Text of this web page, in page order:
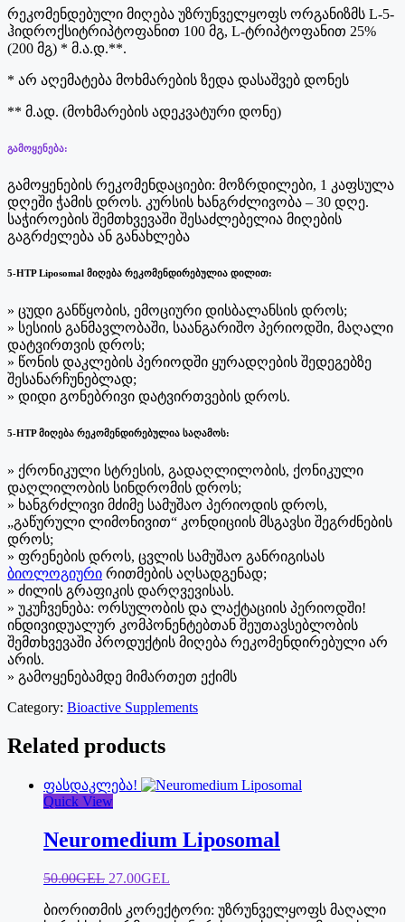
რეკომენდებული მიღება უზრუნველყოფს ორგანიზმს L-5-
ჰიდროქსიტრიპტოფანით 100 მგ, L-ტრიპტოფანით 25%
(200 მგ) * მ.ა.დ.**.
* არ აღემატება მოხმარების ზედა დასაშვებ დონეს
** მ.ად. (მოხმარების ადეკვატური დონე)
გამოყენება:
გამოყენების რეკომენდაციები: მოზრდილები, 1 კაფსულა
დღეში ჭამის დროს. კურსის ხანგრძლივობა – 30 დღე.
საჭიროების შემთხვევაში შესაძლებელია მიღების
გაგრძელება ან განახლება
5-HTP Liposomal მიღება რეკომენდირებულია დილით:
» ცუდი განწყობის, ემოციური დისბალანსის დროს;
» სესიის განმავლობაში, საანგარიშო პერიოდში, მაღალი
დატვირთვის დროს;
» წონის დაკლების პერიოდში ყურადღების შედეგებზე
შესანარჩუნებლად;
» დიდი გონებრივი დატვირთვების დროს.
5-HTP მიღება რეკომენდირებულია საღამოს:
» ქრონიკული სტრესის, გადაღლილობის, ქონიკული
დაღლილობის სინდრომის დროს;
» ხანგრძლივი მძიმე სამუშაო პერიოდის დროს,
„გაწურული ლიმონივით“ კონდიციის მსგავსი შეგრძნების
დროს;
» ფრენების დროს, ცვლის სამუშაო განრიგისას
ბიოლოგიური რითმების აღსადგენად;
» ძილის გრაფიკის დარღვევისას.
» უკუჩვენება: ორსულობის და ლაქტაციის პერიოდში!
ინდივიდუალურ კომპონენტებთან შეუთავსებლობის
შემთხვევაში პროდუქტის მიღება რეკომენდირებული არ
არის.
» გამოყენებამდე მიმართეთ ექიმს
Category: Bioactive Supplements
Related products
ფასდაკლება!
Quick View
Neuromedium Liposomal
50.00GEL Original
was:
27.00GEL
is:
ბიორითმის კორექტორი: უზრუნველყოფს მაღალი